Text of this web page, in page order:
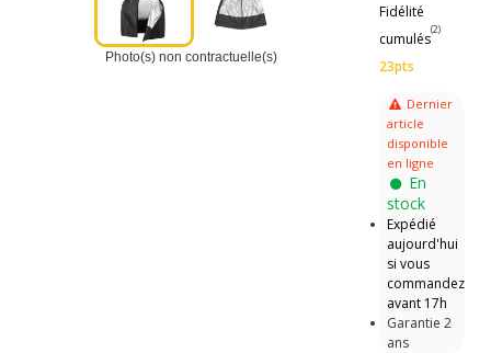
Photo(s) non contractuelle(s)
Fidélité
cumulés
(2)
23pts
Dernier
article
disponible
en ligne
En
stock
Expédié
aujourd'hui
si vous
commandez
avant 17h
Garantie 2
ans